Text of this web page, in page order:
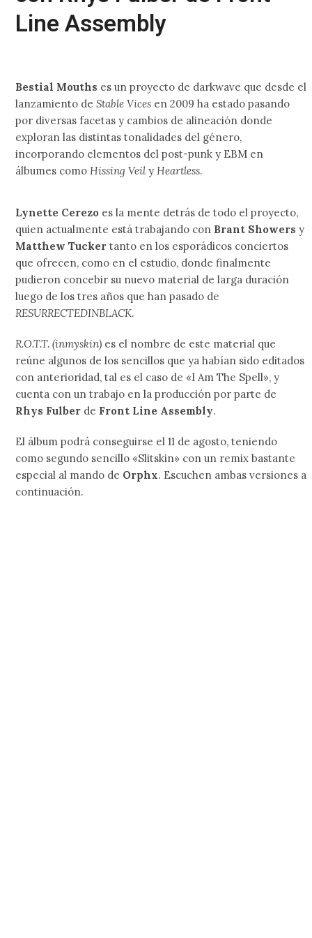
Line Assembly
Bestial Mouths es un proyecto de darkwave que desde el
lanzamiento deStable Vices en 2009 ha estado pasando
por diversas facetas y cambios de alineación donde
exploran las distintas tonalidades del género,
incorporando elementos del post-punk y EBM en
álbumes comoHissing VeilyHeartless.
Lynette Cerezo es la mente detrás de todo el proyecto,
quien actualmente está trabajando con Brant Showers y
Matthew Tucker tanto en los esporádicos conciertos
que ofrecen, como en el estudio, donde finalmente
pudieron concebir su nuevo material de larga duración
luego de los tres años que han pasado de
RESURRECTEDINBLACK.
R.O.T.T. (inmyskin) es el nombre de este material que
reúne algunos de los sencillos que ya habían sido editados
con anterioridad, tal es el caso de «I Am The Spell», y
cuenta con un trabajo en la producción por parte de
Rhys Fulber de Front Line Assembly.
El álbum podrá conseguirse el 11 de agosto, teniendo
como segundo sencillo «Slitskin» con un remix bastante
especial al mando de Orphx. Escuchen ambas versiones a
continuación.